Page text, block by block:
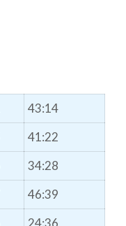
43:14
41:22
34:28
46:39
24:36